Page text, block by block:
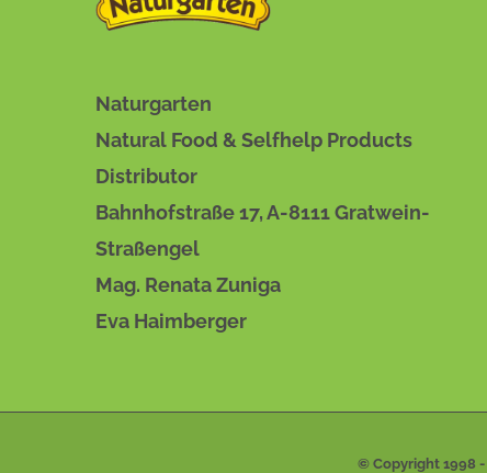
Naturgarten
Natural Food & Selfhelp Products
Distributor
Bahnhofstraße 17, A-8111 Gratwein-
Straßengel
Mag. Renata Zuniga
Eva Haimberger
© Copyright 1998 -